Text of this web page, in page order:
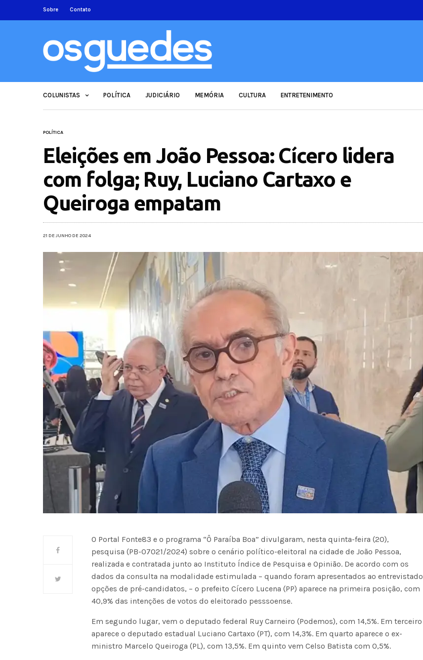
Sobre Contato
COLUNISTAS POLÍTICA JUDICIÁRIO MEMÓRIA CULTURA ENTRETENIMENTO
POLÍTICA
Eleições em João Pessoa: Cícero lidera
com folga; Ruy, Luciano Cartaxo e
Queiroga empatam
21 DE JUNHO DE 2024
O Portal Fonte83 e o programa “Ô Paraíba Boa” divulgaram, nesta quinta-feira (20),
pesquisa (PB-07021/2024) sobre o cenário político-eleitoral na cidade de João Pessoa,
realizada e contratada junto ao Instituto Índice de Pesquisa e Opinião. De acordo com os
dados da consulta na modalidade estimulada – quando foram apresentados ao entrevistado
opções de pré-candidatos, – o prefeito Cícero Lucena (PP) aparece na primeira posição, com
40,9% das intenções de votos do eleitorado pesssoense.
Em segundo lugar, vem o deputado federal Ruy Carneiro (Podemos), com 14,5%. Em terceiro
aparece o deputado estadual Luciano Cartaxo (PT), com 14,3%. Em quarto aparece o ex-
ministro Marcelo Queiroga (PL), com 13,5%. Em quinto vem Celso Batista com 0,5%.